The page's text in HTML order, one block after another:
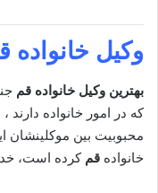
وکیل خانواده
بهترین وکیل خانواده قم
که در امور خانواده دارند ،
محبوبیت بین موکلینشان
خانواده قم کرده است،